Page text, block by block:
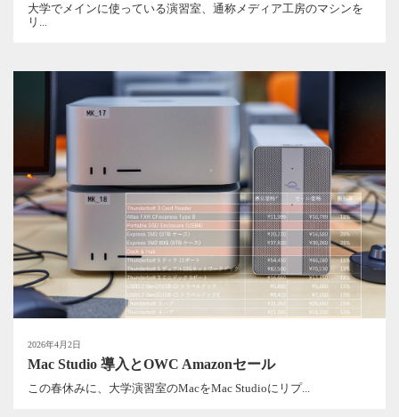
大学でメインに使っている演習室、通称メディア工房のマシンを
リ...
2026年4月2日
Mac Studio 導入とOWC Amazonセール
この春休みに、大学演習室のMacをMac Studioにリプ...